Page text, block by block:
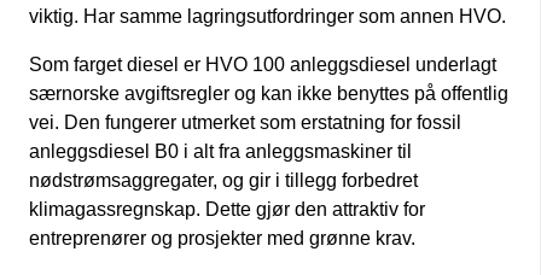
viktig. Har samme lagringsutfordringer som annen HVO.
Som farget diesel er HVO 100 anleggsdiesel underlagt
særnorske avgiftsregler og kan ikke benyttes på offentlig
vei. Den fungerer utmerket som erstatning for fossil
anleggsdiesel B0 i alt fra anleggsmaskiner til
nødstrømsaggregater, og gir i tillegg forbedret
klimagassregnskap. Dette gjør den attraktiv for
entreprenører og prosjekter med grønne krav.